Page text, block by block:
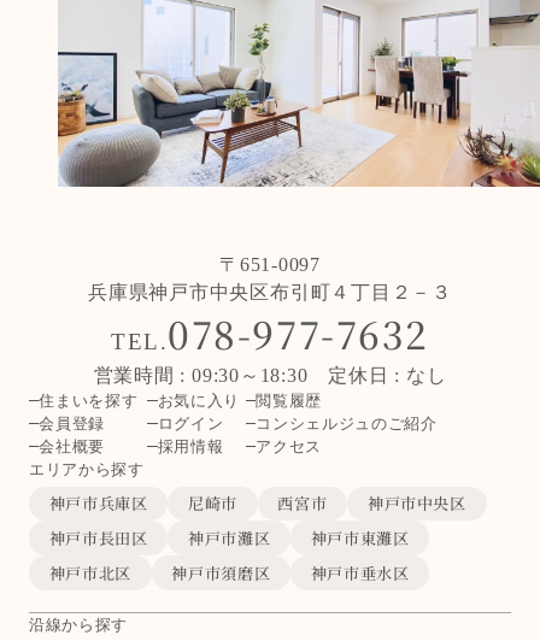
〒651-0097
兵庫県神戸市中央区布引町４丁目２－３
TEL.078-977-7632
営業時間 : 09:30～18:30 定休日 : なし
住まいを探す お気に入り
閲覧履歴
会員登録
ログイン
コンシェルジュのご紹介
会社概要
採用情報
アクセス
エリアから探す
神戸市兵庫区 尼崎市 西宮市
神戸市中央区
神戸市長田区
神戸市灘区
神戸市東灘区
神戸市北区
神戸市須磨区 神戸市垂水区
沿線から探す